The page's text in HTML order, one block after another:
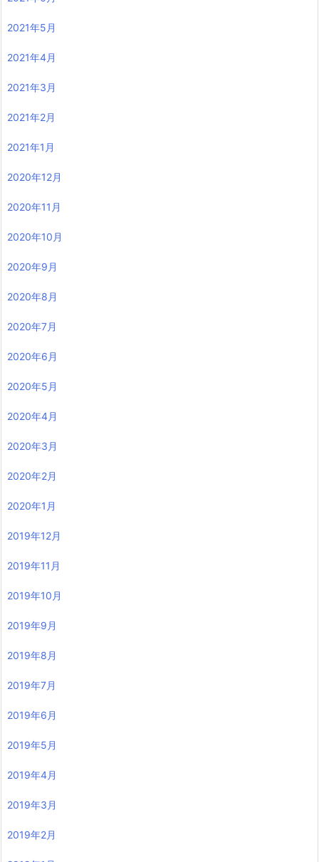
2021年5月
2021年4月
2021年3月
2021年2月
2021年1月
2020年12月
2020年11月
2020年10月
2020年9月
2020年8月
2020年7月
2020年6月
2020年5月
2020年4月
2020年3月
2020年2月
2020年1月
2019年12月
2019年11月
2019年10月
2019年9月
2019年8月
2019年7月
2019年6月
2019年5月
2019年4月
2019年3月
2019年2月